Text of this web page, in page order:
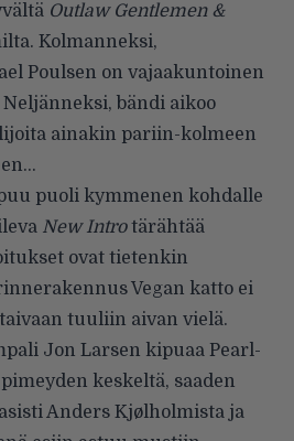
Outlaw Gentlemen &
Kolmanneksi,
Poulsen on vajaakuntoinen
bändi aikoo
ainakin pariin-kolmeen
puoli kymmenen kohdalle
New Introtärähtää
ovat tietenkin
Vegan katto ei
tuuliin aivan vielä.
Jon Larsen kipuaa Pearl-
keskeltä, saaden
Anders Kjølholmista ja